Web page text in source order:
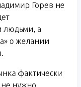
Горев не
людьми, а
о желании
фактически
не нужно